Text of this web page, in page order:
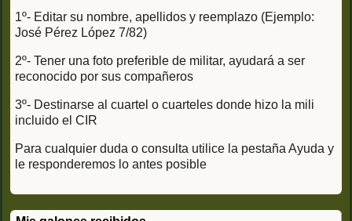
1º- Editar su nombre, apellidos y reemplazo (Ejemplo:
José Pérez López 7/82)
2º- Tener una foto preferible de militar, ayudará a ser
reconocido por sus compañeros
3º- Destinarse al cuartel o cuarteles donde hizo la mili
incluido el CIR
Para cualquier duda o consulta utilice la pestaña Ayuda y
le responderemos lo antes posible